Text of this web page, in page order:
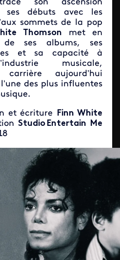
son ascension
ses débuts avec les
sommets de la pop
Thomson met en
de ses albums, ses
et sa capacité à
musicale,
aujourd’hui
des plus influentes
et écriture Finn White
Studio Entertain Me